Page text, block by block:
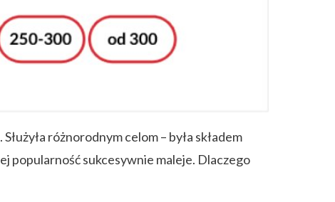
różnorodnym celom – była składem
popularność sukcesywnie maleje. Dlaczego